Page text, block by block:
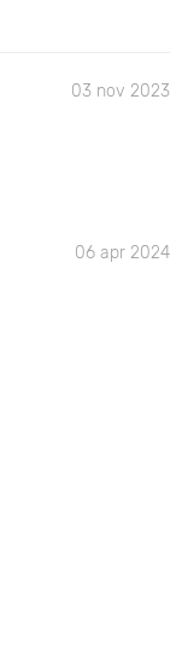
03 nov 2023
06 apr 2024